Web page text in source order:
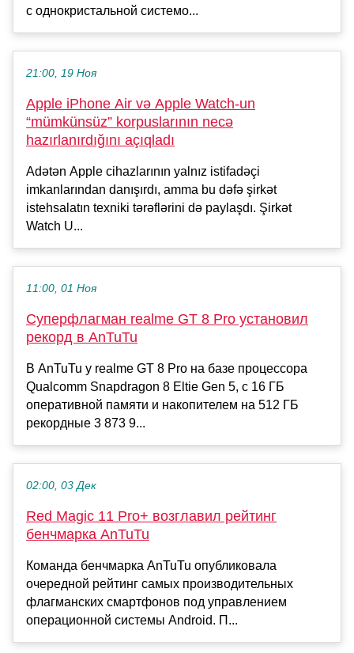
c однокристальной системо...
21:00, 19 Ноя
Apple iPhone Air və Apple Watch-un
“mümkünsüz” korpuslarının necə
hazırlanırdığını açıqladı
Adətən Apple cihazlarının yalnız istifadəçi
imkanlarından danışırdı, amma bu dəfə şirkət
istehsalatın texniki tərəflərini də paylaşdı. Şirkət
Watch U...
11:00, 01 Ноя
Суперфлагман realme GT 8 Pro установил
рекорд в AnTuTu
В AnTuTu у realme GT 8 Pro на базе процессора
Qualcomm Snapdragon 8 Eltie Gen 5, с 16 ГБ
оперативной памяти и накопителем на 512 ГБ
рекордные 3 873 9...
02:00, 03 Дек
Red Magic 11 Pro+ возглавил рейтинг
бенчмарка AnTuTu
Команда бенчмарка АnTuTu опубликовала
очередной рейтинг самых производительных
флагманских смартфонов под управлением
операционной системы Android. П...